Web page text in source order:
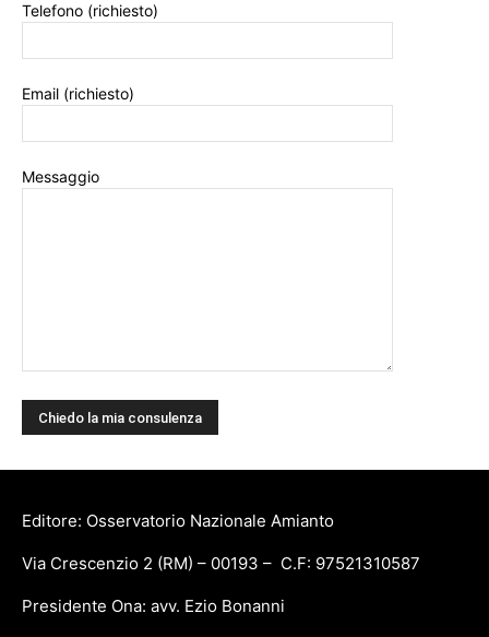
Telefono (richiesto)
Email (richiesto)
Messaggio
Editore: Osservatorio Nazionale Amianto
Via Crescenzio 2 (RM) – 00193 – C.F: 97521310587
Presidente Ona: avv. Ezio Bonanni